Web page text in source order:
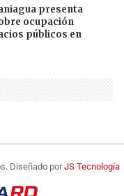
presenta
ocupación
públicos en
Diseñado porJS Tecnología